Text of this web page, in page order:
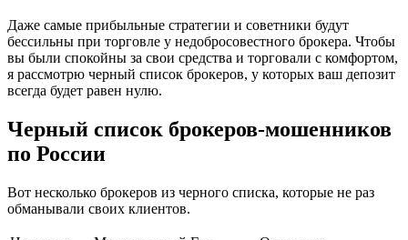
Даже самые прибыльные стратегии и советники будут
бессильны при торговле у недобросовестного брокера. Чтобы
вы были спокойны за свои средства и торговали с комфортом,
я рассмотрю черный список брокеров, у которых ваш депозит
всегда будет равен нулю.
Черный список брокеров-мошенников
по России
Вот несколько брокеров из черного списка, которые не раз
обманывали своих клиентов.